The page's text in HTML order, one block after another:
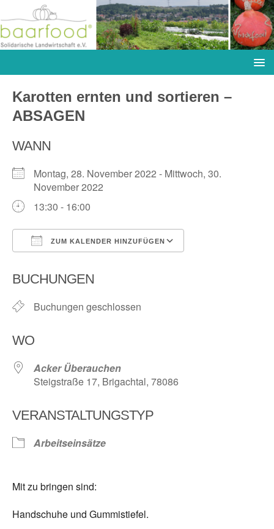
Karotten ernten und sortieren –
ABSAGEN
WANN
Montag, 28. November 2022 - Mittwoch, 30.
November 2022
13:30 - 16:00
ZUM KALENDER HINZUFÜGEN
BUCHUNGEN
Buchungen geschlossen
WO
Acker Überauchen
Steigstraße 17, Brigachtal, 78086
VERANSTALTUNGSTYP
Arbeitseinsätze
Mit zu bringen sind:
Handschuhe und Gummistiefel.